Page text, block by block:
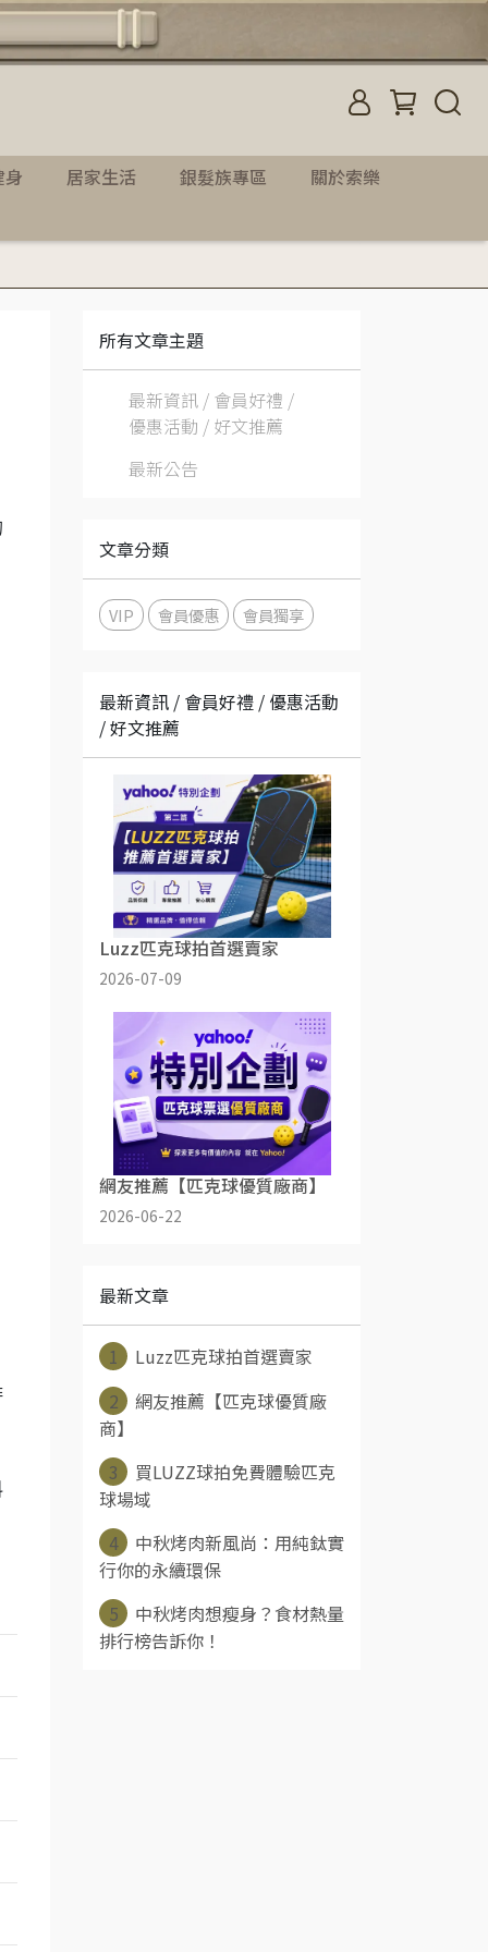
居家生活 銀髮族專區 關於索樂
所有文章主題
最新資訊 / 會員好禮 /
優惠活動 / 好文推薦
最新公告
文章分類
VIP 會員優惠 會員獨享
最新資訊 / 會員好禮 / 優惠活動
/ 好文推薦
Luzz匹克球拍首選賣家
2026-07-09
網友推薦【匹克球優質廠商】
2026-06-22
最新文章
1
Luzz匹克球拍首選賣家
2
網友推薦【匹克球優質廠
商】
3
買LUZZ球拍免費體驗匹克
球場域
4
中秋烤肉新風尚：用純鈦實
行你的永續環保
5
中秋烤肉想瘦身？食材熱量
排行榜告訴你！